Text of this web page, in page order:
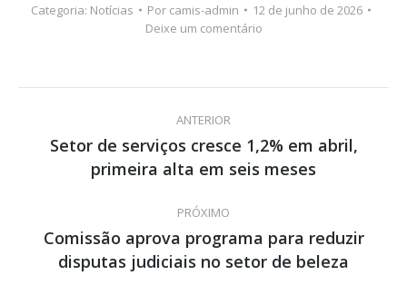
Categoria: Notícias Por camis-admin
12 de junho de 2026
Deixe um comentário
Navegação
de
post:
ANTERIOR
Post
anterior:
Setor de serviços cresce 1,2% em abril,
primeira alta em seis meses
PRÓXIMO
Próximo
post:
Comissão aprova programa para reduzir
disputas judiciais no setor de beleza